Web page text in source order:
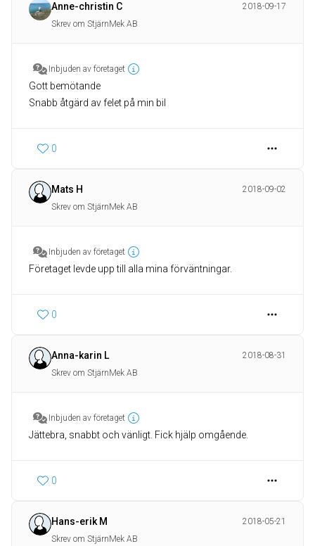
Anne-christin C
2018-09-17
Skrev om StjärnMek AB
Inbjuden av företaget
Gott bemötande
Snabb åtgärd av felet på min bil
0
Mats H
2018-09-02
Skrev om StjärnMek AB
Inbjuden av företaget
Företaget levde upp till alla mina förväntningar.
0
Anna-karin L
2018-08-31
Skrev om StjärnMek AB
Inbjuden av företaget
Jättebra, snabbt och vänligt. Fick hjälp omgående.
0
Hans-erik M
2018-05-21
Skrev om StjärnMek AB